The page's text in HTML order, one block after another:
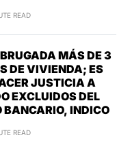
READ
MÁS DE 3
DE VIVIENDA; ES
JUSTICIA A
EXCLUIDOS DEL
INDICO
READ